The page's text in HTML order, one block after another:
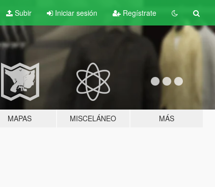
Subir Iniciar sesión Regístrate
MAPAS MISCELÁNEO MÁS